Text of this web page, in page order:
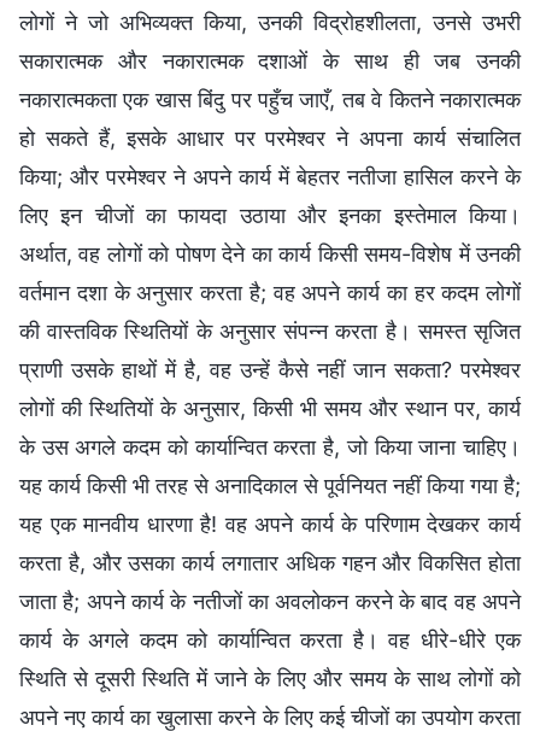
लोगों ने जो अभिव्यक्त किया, उनकी विद्रोहशीलता, उनसे उभरी
सकारात्मक और नकारात्मक दशाओं के साथ ही जब उनकी
नकारात्मकता एक खास बिंदु पर पहुँच जाएँ, तब वे कितने नकारात्मक
हो सकते हैं, इसके आधार पर परमेश्वर ने अपना कार्य संचालित
किया; और परमेश्वर ने अपने कार्य में बेहतर नतीजा हासिल करने के
लिए इन चीजों का फायदा उठाया और इनका इस्तेमाल किया।
अर्थात, वह लोगों को पोषण देने का कार्य किसी समय-विशेष में उनकी
वर्तमान दशा के अनुसार करता है; वह अपने कार्य का हर कदम लोगों
की वास्तविक स्थितियों के अनुसार संपन्न करता है। समस्त सृजित
प्राणी उसके हाथों में है, वह उन्हें कैसे नहीं जान सकता? परमेश्वर
लोगों की स्थितियों के अनुसार, किसी भी समय और स्थान पर, कार्य
के उस अगले कदम को कार्यान्वित करता है, जो किया जाना चाहिए।
यह कार्य किसी भी तरह से अनादिकाल से पूर्वनियत नहीं किया गया है;
यह एक मानवीय धारणा है! वह अपने कार्य के परिणाम देखकर कार्य
करता है, और उसका कार्य लगातार अधिक गहन और विकसित होता
जाता है; अपने कार्य के नतीजों का अवलोकन करने के बाद वह अपने
कार्य के अगले कदम को कार्यान्वित करता है। वह धीरे-धीरे एक
स्थिति से दूसरी स्थिति में जाने के लिए और समय के साथ लोगों को
अपने नए कार्य का खुलासा करने के लिए कई चीजों का उपयोग करता